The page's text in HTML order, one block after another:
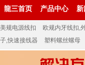
龍三首页 产品中心
美规电源线扣 欧规内牙线扣,
子,快速接线器
塑料螺丝螺母